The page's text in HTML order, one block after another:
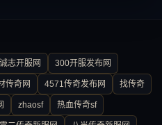
诚志开服网 300开服发布网
传奇网 4571传奇发布网 找传奇
zhaosf 热血传奇sf